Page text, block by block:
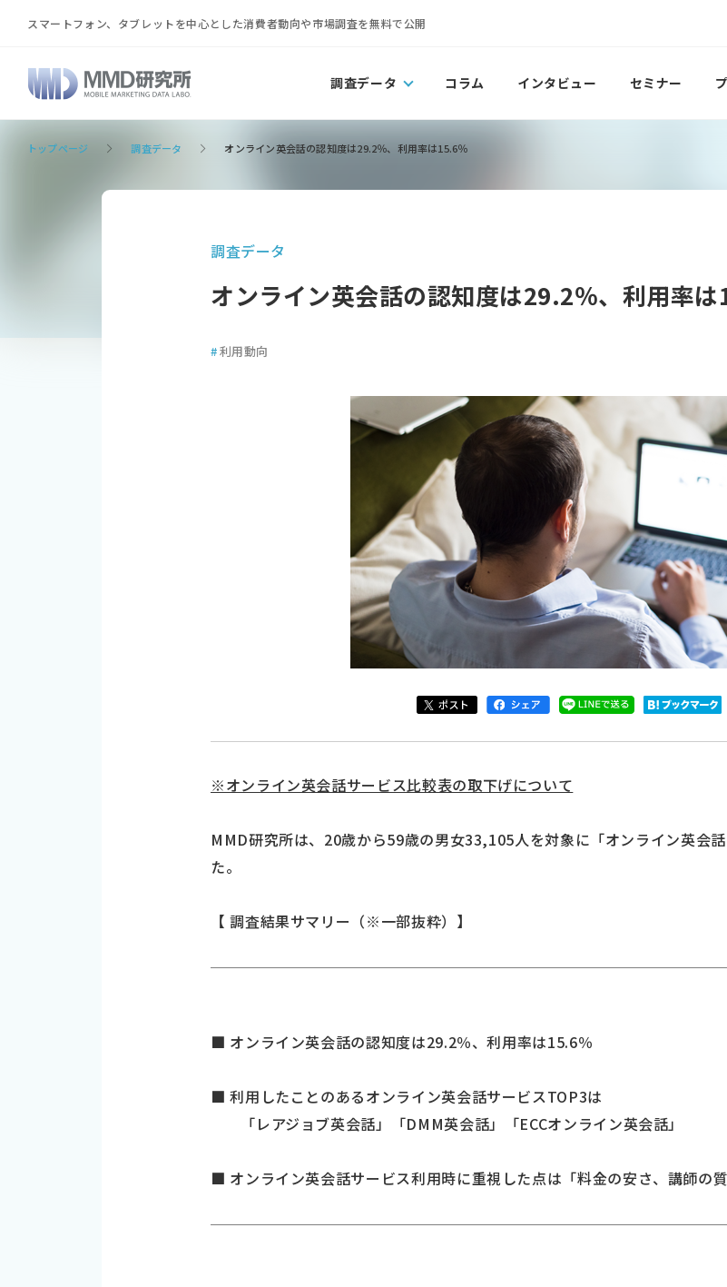
スマートフォン、タブレットを中心とした消費者動向や市場調査を無料で公開
調査データ コラム インタビュー セミナー
トップページ 調査データ オンライン英会話の認知度は29.2％、利用率は15.6％
調査データ
オンライン英会話の認知度は29.2％、利用率
#利用動向
※オンライン英会話サービス比較表の取下げについて
MMD研究所は、20歳から59歳の男女33,105人を対象に「オンライン英会
た。
【 調査結果サマリー（※一部抜粋）】
■ オンライン英会話の認知度は29.2％、利用率は15.6％
■ 利用したことのあるオンライン英会話サービスTOP3は
「レアジョブ英会話」「DMM英会話」「ECCオンライン英会話」
■ オンライン英会話サービス利用時に重視した点は「料金の安さ、講師の質